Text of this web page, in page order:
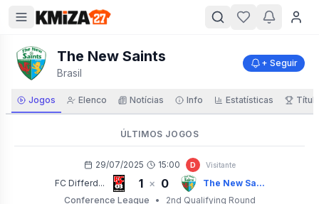
The New Saints
Brasil
+ Seguir
Jogos Elenco Notícias Info Estatísticas
ÚLTIMOS JOGOS
29/07/2025 15:00 D Visitante
FC Differd... 1 × 0
The New Sa...
Conference League
•
2nd Qualifying Round